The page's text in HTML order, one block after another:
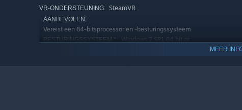
VR-ONDERSTEUNING: SteamVR
AANBEVOLEN:
Vereist een 64-bitsprocessor en -besturingssysteem
BESTURINGSSYSTEEM *: Windows 7 SP1 64 bit or
MEER